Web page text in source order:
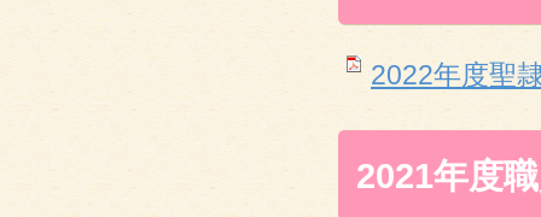
2022年度聖
2021年度